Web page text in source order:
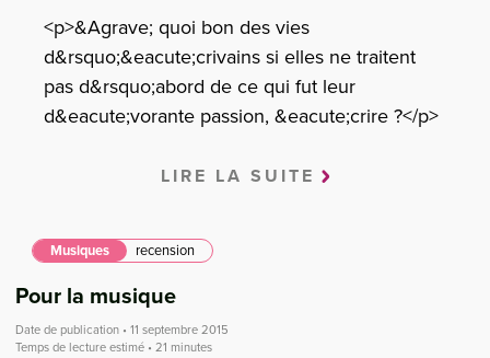
<p>&Agrave; quoi bon des vies
d&rsquo;&eacute;crivains si elles ne traitent
pas d&rsquo;abord de ce qui fut leur
d&eacute;vorante passion, &eacute;crire ?</p>
LIRE LA SUITE
Musiques recension
Pour la musique
Date de publication • 11 septembre 2015
Temps de lecture estimé • 21 minutes